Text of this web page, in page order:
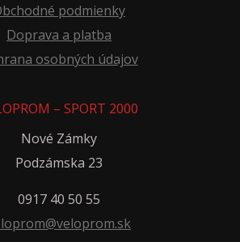
podmienky
Doprava a platba
osobných údajov
– SPORT 2000
Nové Zámky
Podzámska 23
0917 40 50 55